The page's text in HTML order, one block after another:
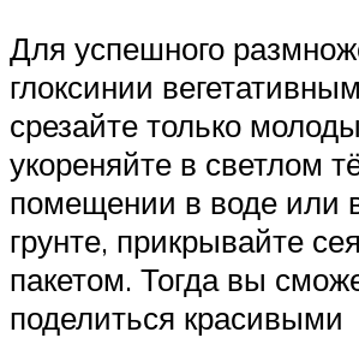
Для успешного
глоксинии
срезайте только
укореняйте в светлом
помещении в воде или
грунте, прикрывайте
пакетом. Тогда вы
поделиться красивыми